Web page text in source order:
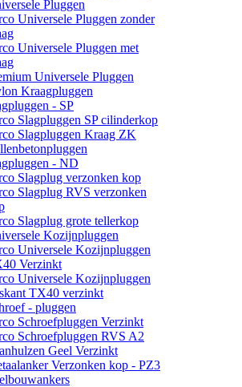
Pluggen
Universele Pluggen zonder
Universele Pluggen met
Universele Pluggen
Kraagpluggen
- SP
Slagpluggen SP cilinderkop
Slagpluggen Kraag ZK
- ND
Slagplug verzonken kop
Slagplug RVS verzonken
Slagplug grote tellerkop
Kozijnpluggen
Universele Kozijnpluggen
Verzinkt
Universele Kozijnpluggen
TX40 verzinkt
- pluggen
Schroefpluggen Verzinkt
Schroefpluggen RVS A2
Geel Verzinkt
Verzonken kop - PZ3